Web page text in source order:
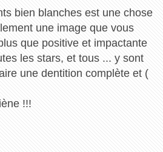
bien blanches est une chose
une image que vous
que positive et impactante
les stars, et tous ... y sont
une dentition complète et (
!!!